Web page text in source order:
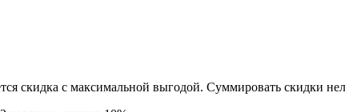
скидка с максимальной выгодой. Суммировать скидки